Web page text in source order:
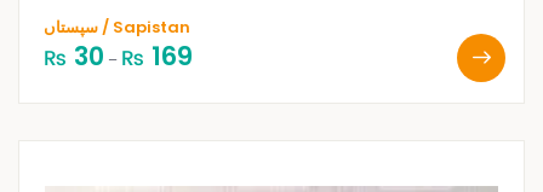
سپستاں / Sapistan
₨ 30 – ₨ 169